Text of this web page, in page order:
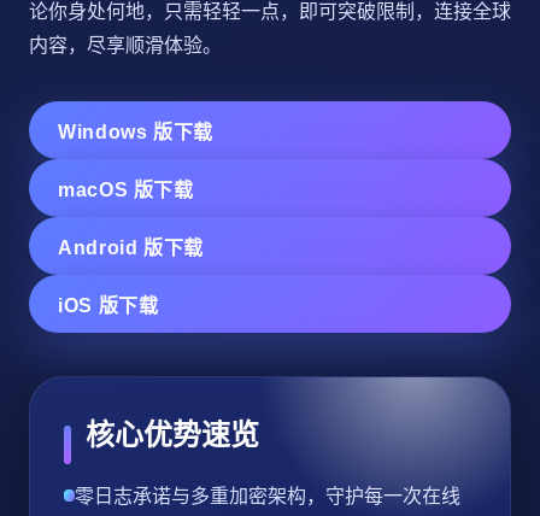
论你身处何地，只需轻轻一点，即可突破限制，连接全球
内容，尽享顺滑体验。
Windows 版下载
macOS 版下载
Android 版下载
iOS 版下载
核心优势速览
零日志承诺与多重加密架构，守护每一次在线